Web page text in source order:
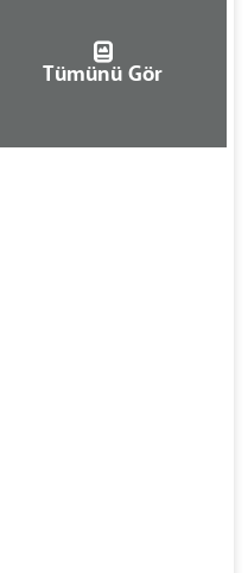
Tümünü Gör